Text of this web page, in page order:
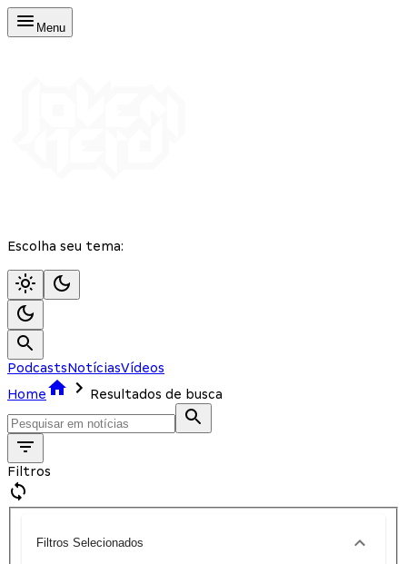
Menu
Escolha seu tema:
PodcastsNotíciasVídeos
Home
Resultados de busca
Filtros
Filtros Selecionados